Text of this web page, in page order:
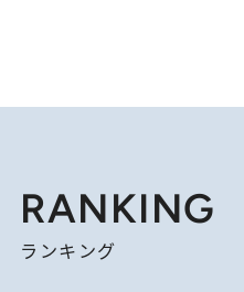
RANKING
ランキング